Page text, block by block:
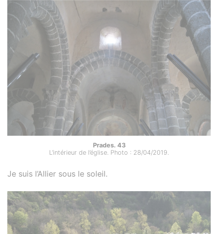
Prades. 43
L’intérieur de l’église. Photo : 28/04/2019.
Je suis l’Allier sous le soleil.